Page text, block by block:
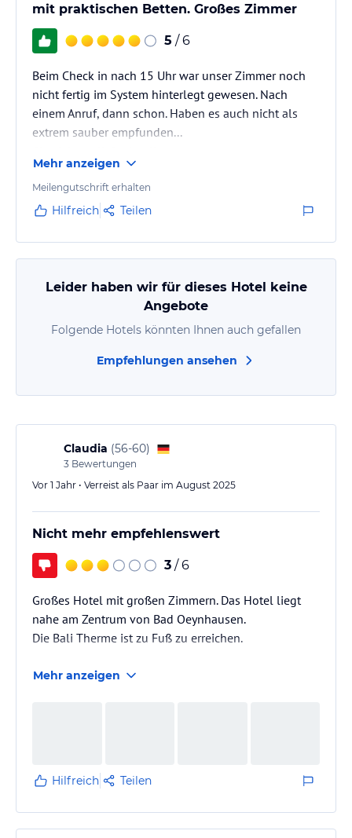
mit praktischen Betten. Großes Zimmer
5 / 6
Beim Check in nach 15 Uhr war unser Zimmer noch
nicht fertig im System hinterlegt gewesen. Nach
einem Anruf, dann schon. Haben es auch nicht als
extrem sauber empfunden...
Parkplatz vor Ort kostet 16€ für Hotelgäste. Haben in
einer Seitenstraße geparkt, kostenlos und nur 5
Minuten Gehzeit.
Mehr anzeigen
Meilengutschrift erhalten
Hilfreich Teilen
Leider haben wir für dieses Hotel keine
Angebote
Folgende Hotels könnten Ihnen auch gefallen
Empfehlungen ansehen
Claudia (56-60)
3 Bewertungen
Vor 1 Jahr • Verreist als Paar im August 2025
Nicht mehr empfehlenswert
3 / 6
Großes Hotel mit großen Zimmern. Das Hotel liegt
nahe am Zentrum von Bad Oeynhausen.
Die Bali Therme ist zu Fuß zu erreichen.
Mehr anzeigen
Hilfreich Teilen